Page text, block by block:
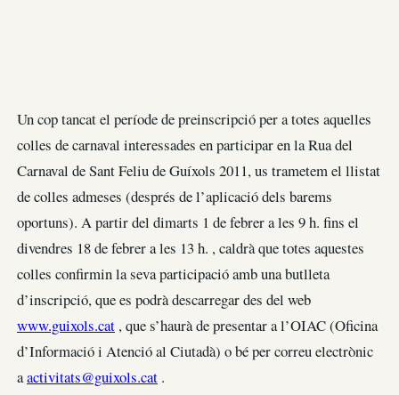
Un cop tancat el període de preinscripció per a totes aquelles
colles de carnaval interessades en participar en la Rua del
Carnaval de Sant Feliu de Guíxols 2011, us trametem el llistat
de colles admeses (després de l’aplicació dels barems
oportuns). A partir del dimarts 1 de febrer a les 9 h. fins el
divendres 18 de febrer a les 13 h. , caldrà que totes aquestes
colles confirmin la seva participació amb una butlleta
d’inscripció, que es podrà descarregar des del web
www.guixols.cat , que s’haurà de presentar a l’OIAC (Oficina
d’Informació i Atenció al Ciutadà) o bé per correu electrònic
aactivitats@guixols.cat .